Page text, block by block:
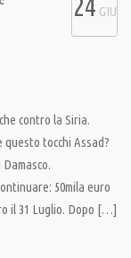
GIU
contro la Siria.
questo tocchi Assad?
50mila euro
il 31 Luglio. Dopo […]